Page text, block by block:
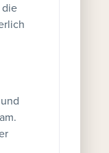
die